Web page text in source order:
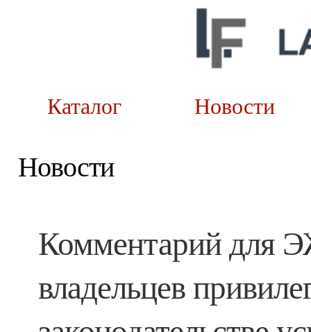
Каталог
Новости
Комментарий для
владельцев